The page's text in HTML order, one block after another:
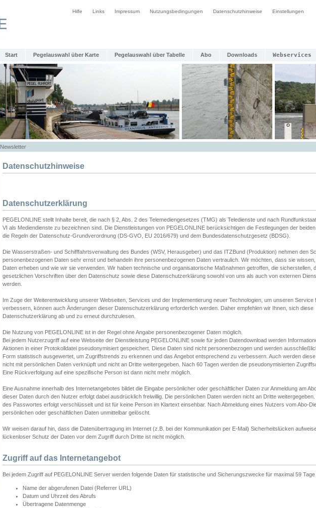
Hilfe Links Impressum Nutzungsbedingungen Datenschutzhinweise Einstellungen
Start Pegelauswahl über Karte Pegelauswahl über Tabelle Abo Downloads Webservices
Newsletter
Datenschutzhinweise
Datenschutzerklärung
PEGELONLINE stellt Inhalte bereit, die nach § 2, Abs. 2 des Telemediengesetzes (TMG) als Teledienste und nach
VI als Mediendienste zu bezeichnen sind. Die Dienstleistungen von PEGELONLINE berücksichtigen die Festlegungen der
die Regeln der Datenschutz-Grundverordnung (DS-GVO, EU 2016/679) und dem Bundesdatenschutzgesetz (BDSG).
Die Wasserstraßen- und Schifffahrtsverwaltung des Bundes (WSV, Herausgeber) und das ITZBund (Produktion) nehmen den
personenbezogenen Daten sehr ernst und behandeln ihre personenbezogenen Daten vertraulich. Wir möchten, dass sie
Daten erheben und wie wir sie verwenden. Wir haben technische und organisatorische Maßnahmen getroffen, die sicherstellen,
gesetzlichen Vorschriften über den Datenschutz sowie diese Datenschutzerklärung sowohl von uns als auch von externen
werden.
Im Zuge der Weiterentwicklung unserer Webseiten, Services und der Implementierung neuer Technologien, um unseren Service
verbessern, können auch Änderungen dieser Datenschutzerklärung erforderlich werden. Daher empfehlen wir Ihnen, sich diese
Datenschutzerklärung ab und zu erneut durchzulesen.
Die Nutzung von PEGELONLINE ist in der Regel ohne Angabe personenbezogener Daten möglich.
Bei jedem Nutzerzugriff auf eine Webseite der Dienstleistung PEGELONLINE sowie für jeden Datendownload werden
Aktionen in einer Protokolldatei pseudonymisiert gespeichert. Diese Daten sind nicht personenbezogen und werden
Form statistisch ausgewertet, um Zugriffstrends zu erkennen und das Angebot entsprechend zu verbessern. Auch werden
nicht mit persönlichen Daten verknüpft und nicht an Dritte weitergegeben. Nach 60 Tagen werden die pseudonymisierten
Eine Rückverfolgung auf eine spezifische Person ist dann nicht mehr möglich.
Eine Ausnahme innerhalb des Internetangebotes bildet die Eingabe persönlicher oder geschäftlicher Daten zur Anmeldung am
dieser Daten durch den Nutzer erfolgt dabei ausdrücklich freiwillig. Die persönlichen Daten werden nicht an Dritte
des Passwortes erfolgt verschlüsselt und ist für keine Person im Klartext einsehbar. Nach Abmeldung eines Nutzers vom Abo-
persönlichen oder geschäftlichen Daten unmittelbar gelöscht.
Wir weisen darauf hin, dass die Datenübertragung im Internet (z.B. bei der Kommunikation per E-Mail) Sicherheitslücken
lückenloser Schutz der Daten vor dem Zugriff durch Dritte ist nicht möglich.
Zugriff auf das Internetangebot
Bei jedem Zugriff auf PEGELONLINE Server werden folgende Daten für statistische und Sicherungszwecke für maximal 59
Name der abgerufenen Datei (Referrer URL)
Datum und Uhrzeit des Abrufs
Übertragene Datenmenge